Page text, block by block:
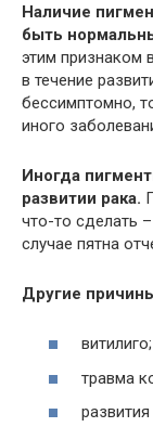
Наличие
быть
этим признаком
в течение
бессимптомно,
иного
Иногда
развитии рака.
что-то сделать
случае пятна
Другие
витилиго;
травма